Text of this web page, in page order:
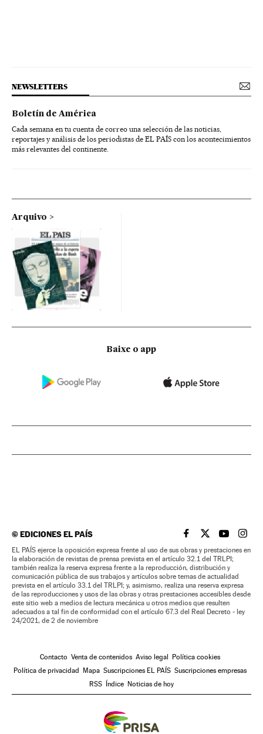
NEWSLETTERS
Boletín de América
Cada semana en tu cuenta de correo una selección de las noticias,
reportajes y análisis de los periodistas de EL PAÍS con los acontecimientos
más relevantes del continente.
Arquivo
Baixe o app
©EDICIONES EL PAÍS EL PAÍS BRASIL EN
EL PAÍSEL PAÍS
EL
EL PAÍS ejerce la oposición expresa frente al uso de sus obras y prestaciones en
la elaboración de revistas de prensa prevista en el artículo 32.1 del TRLPI;
también realiza la reserva expresa frente a la reproducción, distribución y
comunicación pública de sus trabajos y artículos sobre temas de actualidad
prevista en el artículo 33.1 del TRLPI; y, asimismo, realiza una reserva expresa
de las reproducciones y usos de las obras y otras prestaciones accesibles desde
este sitio web a medios de lectura mecánica u otros medios que resulten
adecuados a tal fin de conformidad con el artículo 67.3 del Real Decreto - ley
24/2021, de 2 de noviembre
Contacto Venta de contenidos Aviso legal Política cookies
Política de privacidad Mapa Suscripciones EL PAÍS Suscripciones empresas
RSS Índice Noticias de hoy